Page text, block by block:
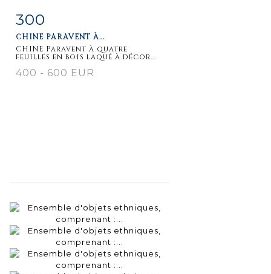
Fiche
300
CHINE PARAVENT À...
CHINE Paravent à quatre
feuilles en bois laqué à décor...
400 - 600 EUR